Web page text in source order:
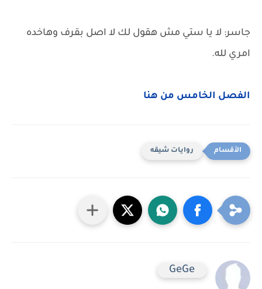
جاسر: لا يا ستي مش هقول لك لا اصل بقرف وهاخده
امري لله.
الفصل الخامس من هنا
روايات شيقه
GeGe